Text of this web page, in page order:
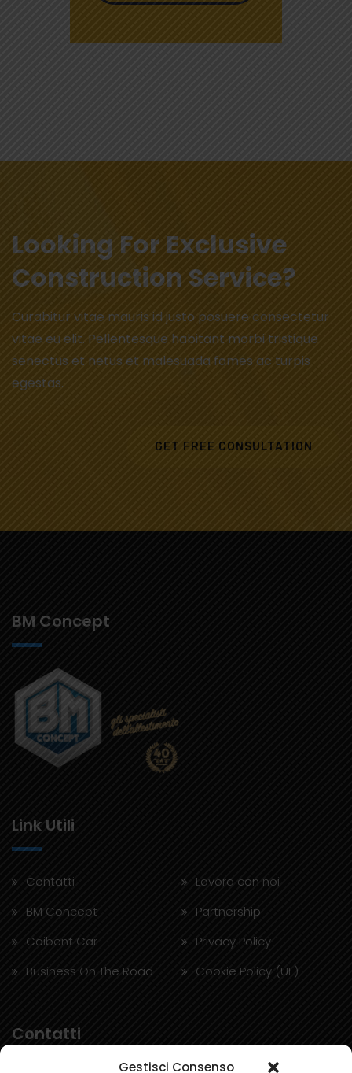
Gestisci Consenso
Looking For Exclusive
Construction Service?
Curabitur vitae mauris id justo posuere consectetur
vitae eu elit. Pellentesque habitant morbi tristique
senectus et netus et malesuada fames ac turpis
egestas.
GET FREE CONSULTATION
BM Concept
Link Utili
Contatti
Lavora con noi
BM Concept
Partnership
Coibent Car
Privacy Policy
Business On The Road
Cookie Policy (UE)
Contatti